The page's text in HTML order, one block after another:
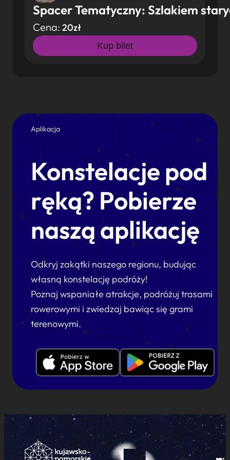
Spacer Tematyczny: Szlakiem
Cena: 20zł
Kup bilet
Aplikacja
Konstelacje pod
ręką? Pobierze
naszą aplikację
Odkryj zakątki naszego regionu, budując
własną konstelację podróży!
Poznaj wspaniałe atrakcje, podróżuj trasami
rowerowymi i zwiedzaj bawiąc się grami
terenowymi.